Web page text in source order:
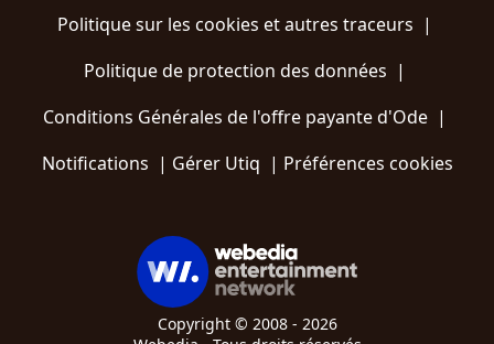
Politique sur les cookies et autres traceurs |
Politique de protection des données |
Conditions Générales de l'offre payante d'Ode |
Notifications | Gérer Utiq | Préférences cookies
Copyright © 2008 - 2026